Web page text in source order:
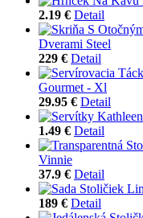
2.19 € Detail
Dverami Steel
229 € Detail
Gourmet - Xl
29.95 € Detail
1.49 € Detail
Vinnie
37.9 € Detail
189 € Detail